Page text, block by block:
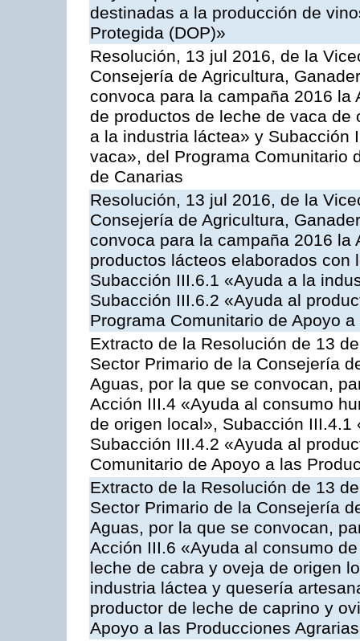
destinadas a la producción de
Protegida (DOP)»
Resolución, 13 jul 2016, de la
Consejería de Agricultura,
convoca para la campaña 2016
de productos de leche de vaca
a la industria láctea» y Subacción
vaca», del Programa Comunitario
de Canarias
Resolución, 13 jul 2016, de la
Consejería de Agricultura,
convoca para la campaña 2016
productos lácteos elaborados
Subacción III.6.1 «Ayuda a la
Subacción III.6.2 «Ayuda al
Programa Comunitario de Apoyo
Extracto de la Resolución de 13
Sector Primario de la Consejería
Aguas, por la que se convocan,
Acción III.4 «Ayuda al consumo
de origen local», Subacción
Subacción III.4.2 «Ayuda al
Comunitario de Apoyo a las
Extracto de la Resolución de 13
Sector Primario de la Consejería
Aguas, por la que se convocan,
Acción III.6 «Ayuda al consumo
leche de cabra y oveja de origen
industria láctea y quesería
productor de leche de caprino y
Apoyo a las Producciones